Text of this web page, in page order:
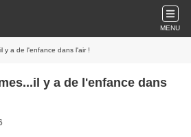
MENU
y a de l'enfance dans l'air !
y a de l'enfance dans